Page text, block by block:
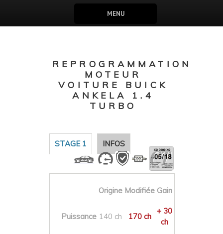
MENU
REPROGRAMMATION
MOTEUR
VOITURE BUICK
ANKELA 1.4
TURBO
STAGE 1 INFOS
Origine Modifiée Gain
Puissance 140 ch 170 ch
+ 30
ch